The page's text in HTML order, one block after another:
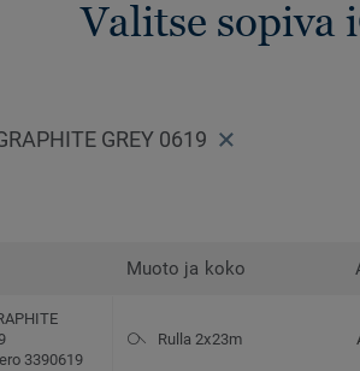
Valitse sopiva
GREY 0619
Muoto ja koko
3390619
Rulla 2x23m